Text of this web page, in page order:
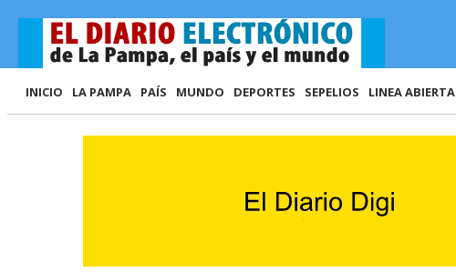
INICIO LA PAMPA PAÍS MUNDO DEPORTES SEPELIOS LINEA ABIERTA